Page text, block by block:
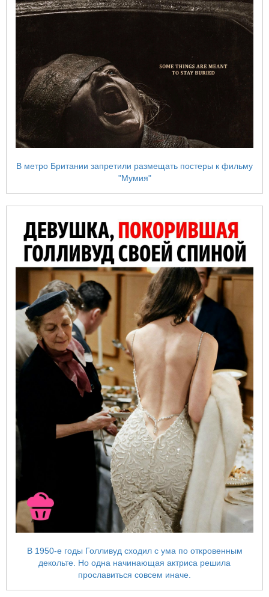
В метро Британии запретили размещать постеры к фильму
"Мумия"
В 1950-е годы Голливуд сходил с ума по откровенным
декольте. Но одна начинающая актриса решила
прославиться совсем иначе.